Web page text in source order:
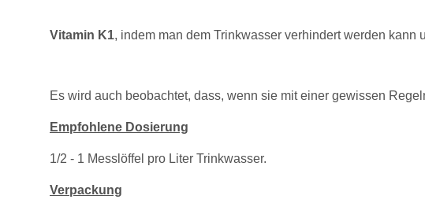
Vitamin K1, indem man dem Trinkwasser verhindert werden
Es wird auch beobachtet, dass, wenn sie mit einer gewissen
Empfohlene Dosierung
1/2 - 1 Messlöffel pro Liter Trinkwasser.
Verpackung